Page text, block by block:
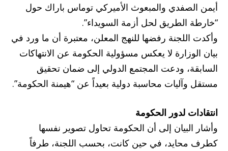
أيمن الصفدي والمبعوث الأميركي توماس باراك حول
“خارطة الطريق لحل أزمة السويداء”.
وأكدت اللجنة رفضها للنهج المعلن، معتبرة أن ما ورد في
بيان الوزارة لا يعكس مسؤولية الحكومة عن الانتهاكات
السابقة، ودعت المجتمع الدولي إلى ضمان تحقيق
مستقل وآليات محاسبة دولية بعيداً عن “هيمنة الحكومة”.
انتقادات لدور الحكومة
وأشار البيان إلى أن الحكومة تحاول تصوير نفسها
كطرف محايد، في حين كانت، بحسب اللجنة، طرفاً